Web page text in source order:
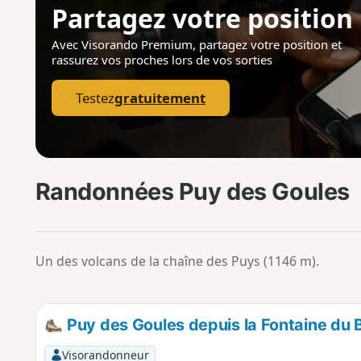
Partagez votre position
Avec Visorando Premium, partagez votre positionet
rassurez vos proches lors de vos sorties
Testezgratuitement
Randonnées Puy des Goules
Un des volcans de la chaîne des Puys (1146 m).
Puy des Goules depuis la Fontaine du
Visorandonneur